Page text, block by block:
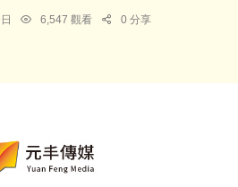
6,547 觀看 0 分享